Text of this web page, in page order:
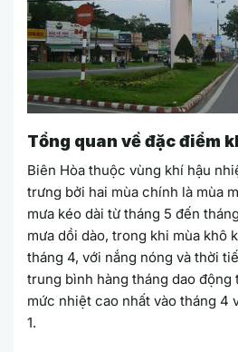
Tổng quan về đặc điểm
Biên Hòa thuộc vùng khí hậu
trưng bởi hai mùa chính là mùa
mưa kéo dài từ tháng 5 đến
mưa dồi dào, trong khi mùa khô
tháng 4, với nắng nóng và thời
trung bình hàng tháng dao động
mức nhiệt cao nhất vào tháng 4
1.